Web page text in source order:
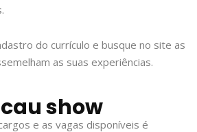
do currículo e busque no site as
as suas experiências.
show
e as vagas disponíveis é